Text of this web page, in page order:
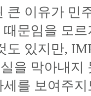
큰 이유가 민
문임을 모
도 있지만,
을 막아내지
세를 보여주